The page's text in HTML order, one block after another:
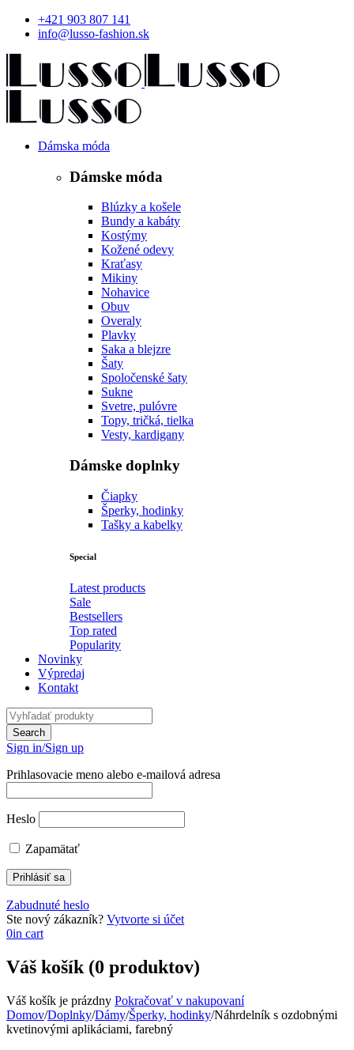
+421 903 807 141
info@lusso-fashion.sk
Dámska móda
Dámske móda
Blúzky a košele
Bundy a kabáty
Kostýmy
Kožené odevy
Kraťasy
Mikiny
Nohavice
Obuv
Overaly
Plavky
Saka a blejzre
Šaty
Spoločenské šaty
Sukne
Svetre, pulóvre
Topy, tričká, tielka
Vesty, kardigany
Dámske doplnky
Čiapky
Šperky, hodinky
Tašky a kabelky
Special
Latest products
Sale
Bestsellers
Top rated
Popularity
Novinky
Výpredaj
Kontakt
Sign in/Sign up
Prihlasovacie meno alebo e-mailová adresa
Heslo
Zapamätať
Zabudnuté heslo
Ste nový zákazník? Vytvorte si účet
0in cart
Váš košík (0 produktov)
Váš košík je prázdny Pokračovať v nakupovaní
Domov/Doplnky/Dámy/Šperky, hodinky/Náhrdelník s ozdobnými
kvetinovými aplikáciami, farebný